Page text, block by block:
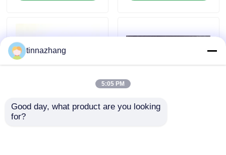
एक उद्धरण का अनुरोध करें
मोटर वाहन तेल जवानों
धातु-रबड़ कम्पोजिट वाल्व |
tinnazhang
5:05 PM
Good day, what product are you looking
for?